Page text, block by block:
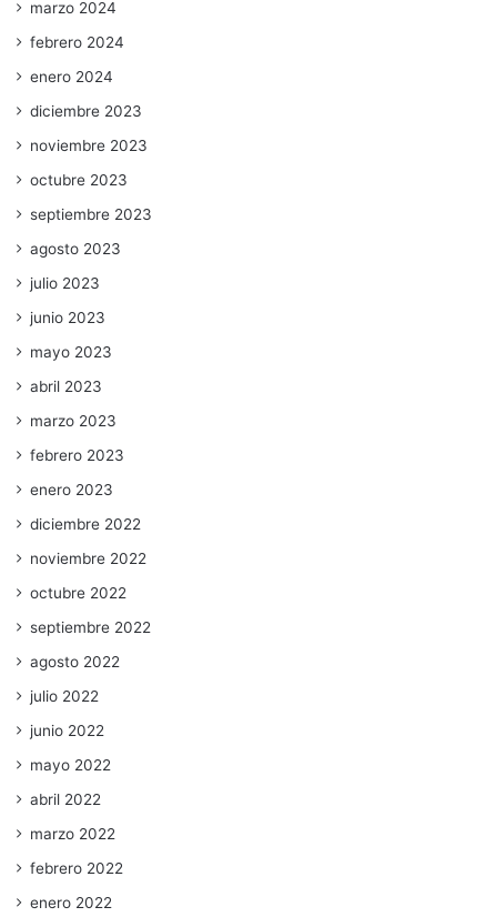
marzo 2024
febrero 2024
enero 2024
diciembre 2023
noviembre 2023
octubre 2023
septiembre 2023
agosto 2023
julio 2023
junio 2023
mayo 2023
abril 2023
marzo 2023
febrero 2023
enero 2023
diciembre 2022
noviembre 2022
octubre 2022
septiembre 2022
agosto 2022
julio 2022
junio 2022
mayo 2022
abril 2022
marzo 2022
febrero 2022
enero 2022